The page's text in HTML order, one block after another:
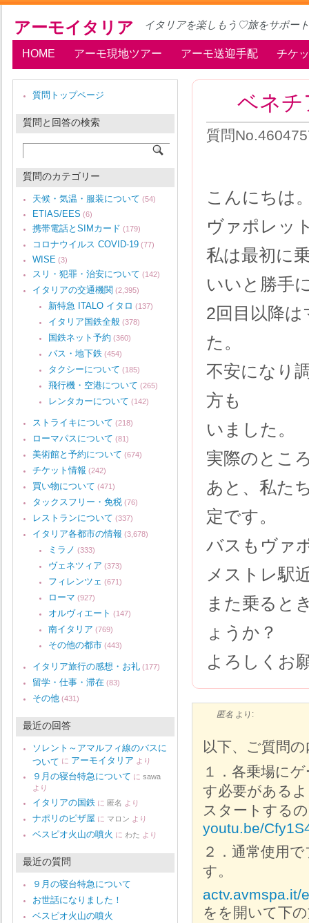
アーモイタリア イタリアを楽しもう♡旅をサポート
HOME アーモ現地ツアー アーモ送迎手配 チケ
ベネ
質問
こんにちは
ヴァポレッ
私は最初に
いいと勝手
2回目以降
た。
不安になり
方も
いました。
実際のとこ
あと、私た
定です。
バスもヴァ
メストレ駅
また乗ると
ょうか？
よろしくお
匿名 より:
以下、ご質問
１．各乗場に
す必要がある
スタートする
youtu.be/
２．通常使用
す。
actv.avmspa.it/
をを開いて下
質問トップページ
質問と回答の検索
質問のカテゴリー
天候・気温・服装について (54)
ETIAS/EES (6)
携帯電話とSIMカード (179)
コロナウイルス COVID-19 (77)
WISE (3)
スリ・犯罪・治安について (142)
イタリアの交通機関 (2,395)
新特急 ITALO イタロ (137)
イタリア国鉄全般 (378)
国鉄ネット予約 (360)
バス・地下鉄 (454)
タクシーについて (185)
飛行機・空港について (265)
レンタカーについて (142)
ストライキについて (218)
ローマパスについて (81)
美術館と予約について (674)
チケット情報 (242)
買い物について (471)
タックスフリー・免税 (76)
レストランについて (337)
イタリア各都市の情報 (3,678)
ミラノ (333)
ヴェネツィア (373)
フィレンツェ (671)
ローマ (927)
オルヴィエート (147)
南イタリア (769)
その他の都市 (443)
イタリア旅行の感想・お礼 (177)
留学・仕事・滞在 (83)
その他 (431)
最近の回答
ソレント～アマルフィ線のバスに
ついて に アーモイタリア より
９月の寝台特急について に sawa
より
イタリアの国鉄 に 匿名 より
ナポリのピザ屋 に マロン より
ベスピオ火山の噴火 に わた より
最近の質問
９月の寝台特急について
お世話になりました！
ベスピオ火山の噴火